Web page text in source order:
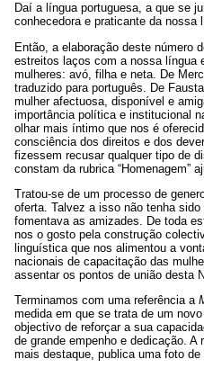
Daí a língua portuguesa, a que se
conhecedora e praticante da nossa
Então, a elaboração deste número
estreitos laços com a nossa língua
mulheres: avó, filha e neta. De
traduzido para português. De
mulher afectuosa, disponível e
importância política e institucional
olhar mais íntimo que nos é
consciência dos direitos e dos
fizessem recusar qualquer tipo de
constam da rubrica “Homenagem”
Tratou-se de um processo de
oferta. Talvez a isso não tenha
fomentava as amizades. De toda
nos o gosto pela construção
linguística que nos alimentou a
nacionais de capacitação das
assentar os pontos de união desta
Terminamos com uma referência a
medida em que se trata de um
objectivo de reforçar a sua
de grande empenho e dedicação. A
mais destaque, publica uma foto